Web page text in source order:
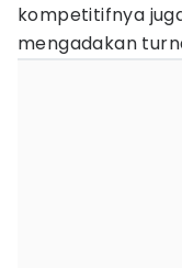
kompetitifnya
mengadakan